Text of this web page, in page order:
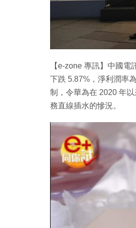
【e-zone 專訊】中國
下跌 5.87%，淨利潤率
制，令華為在 2020 年
務直線插水的慘況。